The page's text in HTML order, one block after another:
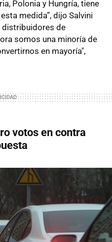
Polonia y Hungría, tiene
medida”, dijo Salvini
distribuidores de
somos una minoría de
en mayoría",
votos en contra